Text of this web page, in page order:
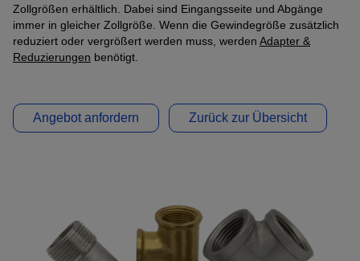
Zollgrößen erhältlich. Dabei sind Eingangsseite und Abgänge
immer in gleicher Zollgröße. Wenn die Gewindegröße zusätzlich
reduziert oder vergrößert werden muss, werden Adapter &
Reduzierungen benötigt.
Angebot anfordern Zurück zur Übersicht
Unverbindliches Angebot
anfordern!
Zweck
k.A.
Cookie Name
ss
Cookie Laufzeit
undefined
Anbieter
Tawk
Zweck
k.A.
Nutzung von Typekit zur einheitlichen Darstellung von
Schriftarten.
(https://www.adobe.com/privacy/policies/adobe-
fonts.html)